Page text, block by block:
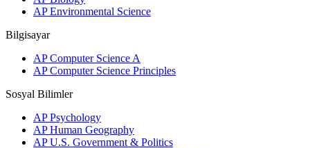
AP Environmental Science
Bilgisayar
AP Computer Science A
AP Computer Science Principles
Sosyal Bilimler
AP Psychology
AP Human Geography
AP U.S. Government & Politics